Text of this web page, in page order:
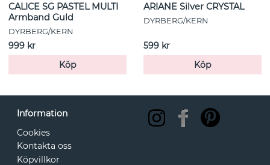
CALICE SG PASTEL MULTI
Armband Guld
DYRBERG/KERN
999 kr
Köp
ARIANE Silver CRYSTAL
DYRBERG/KERN
599 kr
Köp
Information
Cookies
Kontakta oss
Köpvillkor